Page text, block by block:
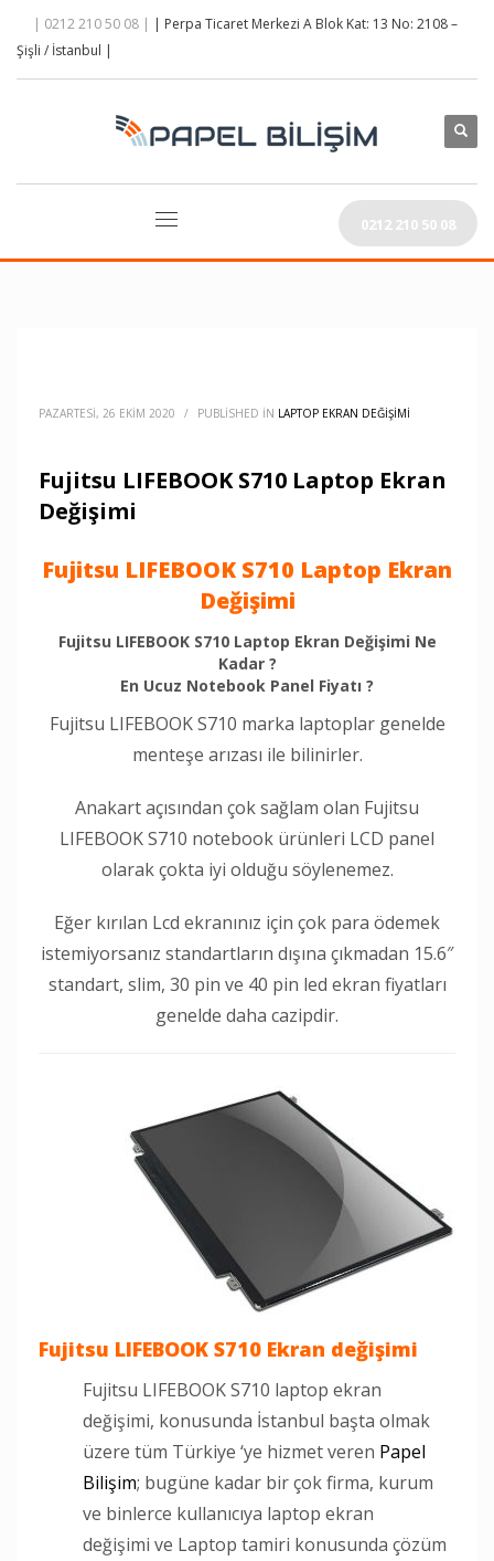
| 0212 210 50 08 | | Perpa Ticaret Merkezi A Blok Kat: 13 No: 2108 –
Şişli / İstanbul |
0212 210 50 08
PAZARTESI, 26 EKIM 2020 / PUBLISHED IN LAPTOP EKRAN DEĞIŞIMI
Fujitsu LIFEBOOK S710 Laptop Ekran
Değişimi
Fujitsu LIFEBOOK S710 Laptop Ekran
Değişimi
Fujitsu LIFEBOOK S710 Laptop Ekran Değişimi Ne
Kadar ?
En Ucuz Notebook Panel Fiyatı ?
Fujitsu LIFEBOOK S710 marka laptoplar genelde
menteşe arızası ile bilinirler.
Anakart açısından çok sağlam olan Fujitsu
LIFEBOOK S710 notebook ürünleri LCD panel
olarak çokta iyi olduğu söylenemez.
Eğer kırılan Lcd ekranınız için çok para ödemek
istemiyorsanız standartların dışına çıkmadan 15.6″
standart, slim, 30 pin ve 40 pin led ekran fiyatları
genelde daha cazipdir.
Fujitsu LIFEBOOK S710 Ekran değişimi
Fujitsu LIFEBOOK S710 laptop ekran
değişimi, konusunda İstanbul başta olmak
üzere tüm Türkiye ‘ye hizmet veren Papel
Bilişim; bugüne kadar bir çok firma, kurum
ve binlerce kullanıcıya laptop ekran
değişimi ve Laptop tamiri konusunda çözüm